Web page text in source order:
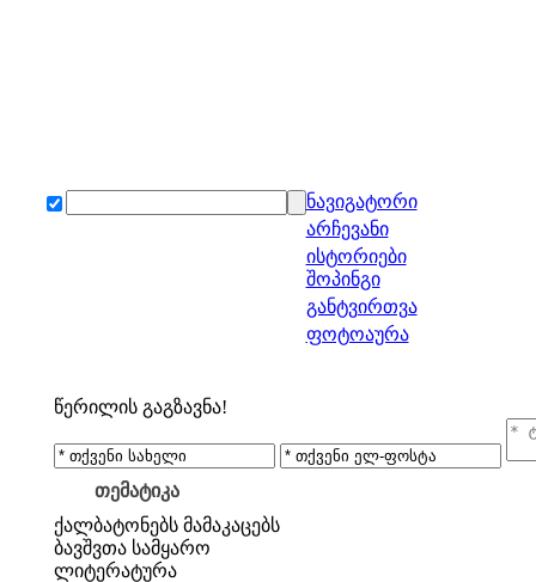
ნავიგატორი
არჩევანი
ისტორიები
შოპინგი
განტვირთვა
ფოტოაურა
წერილის გაგზავნა!
თემატიკა
ქალბატონებს მამაკაცებს
ბავშვთა სამყარო
ლიტერატურა